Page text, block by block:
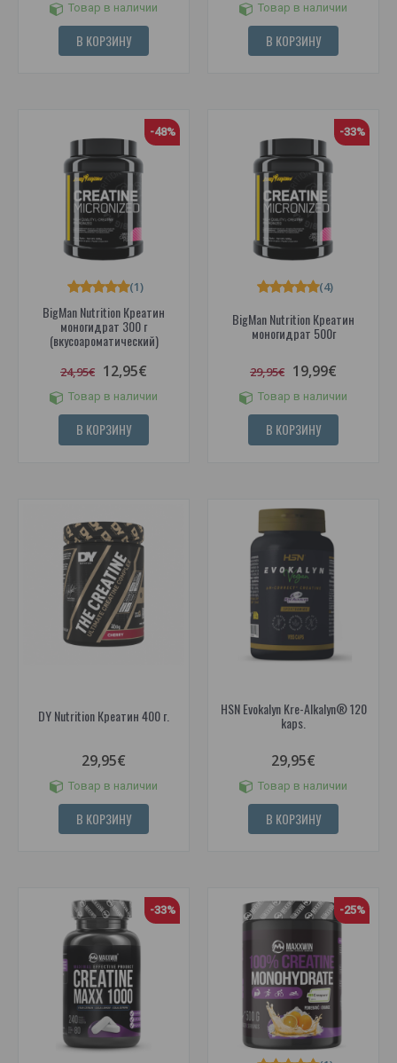
Товар в наличии
В КОРЗИНУ
Товар в наличии
В КОРЗИНУ
-48%
BigMan Nutrition Креатин
моногидрат 300 г
(вкусоароматический)
(1)
24,95€ 12,95€
Товар в наличии
В КОРЗИНУ
-33%
BigMan Nutrition Креатин
моногидрат 500г
(4)
29,95€ 19,99€
Товар в наличии
В КОРЗИНУ
DY Nutrition Креатин 400 г.
29,95€
Товар в наличии
В КОРЗИНУ
HSN Evokalyn Kre-Alkalyn® 120
kaps.
29,95€
Товар в наличии
В КОРЗИНУ
-33% -25%